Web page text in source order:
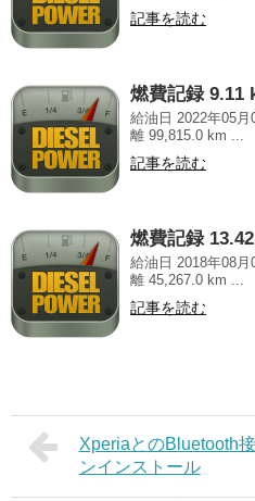
記事を読む
燃費記録 9.11
給油日 2022年05
離 99,815.0 km ...
記事を読む
燃費記録
給油日 2018年08
離 45,267.0 km ...
記事を読む
XperiaとのBluetooth
ンインストール